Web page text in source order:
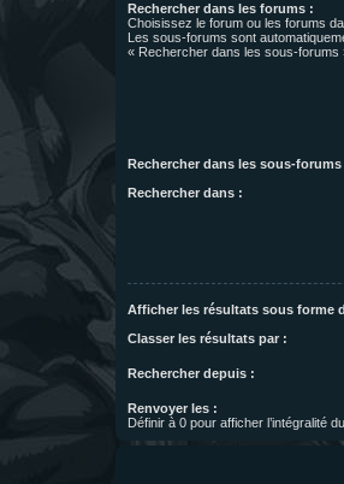
Rechercher dans les forums :
Choisissez le forum ou les forums
Les sous-forums sont
« Rechercher dans les sous-forums
Rechercher dans les sous-forums
Rechercher dans :
Afficher les résultats sous forme
Classer les résultats par :
Rechercher depuis :
Renvoyer les :
Définir à 0 pour afficher l’intégralité